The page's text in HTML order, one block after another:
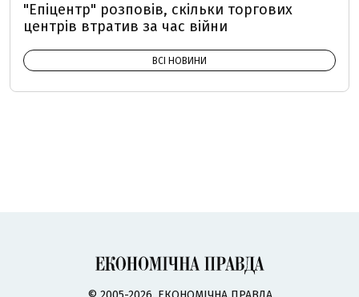
"Епіцентр" розповів, скільки торгових
центрів втратив за час війни
ВСІ НОВИНИ